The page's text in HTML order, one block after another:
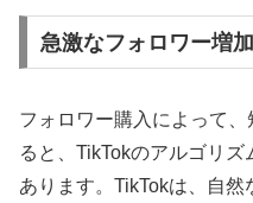
急激なフォロワー増
フォロワー購入によって
ると、TikTokのアルゴリ
あります。TikTokは、自